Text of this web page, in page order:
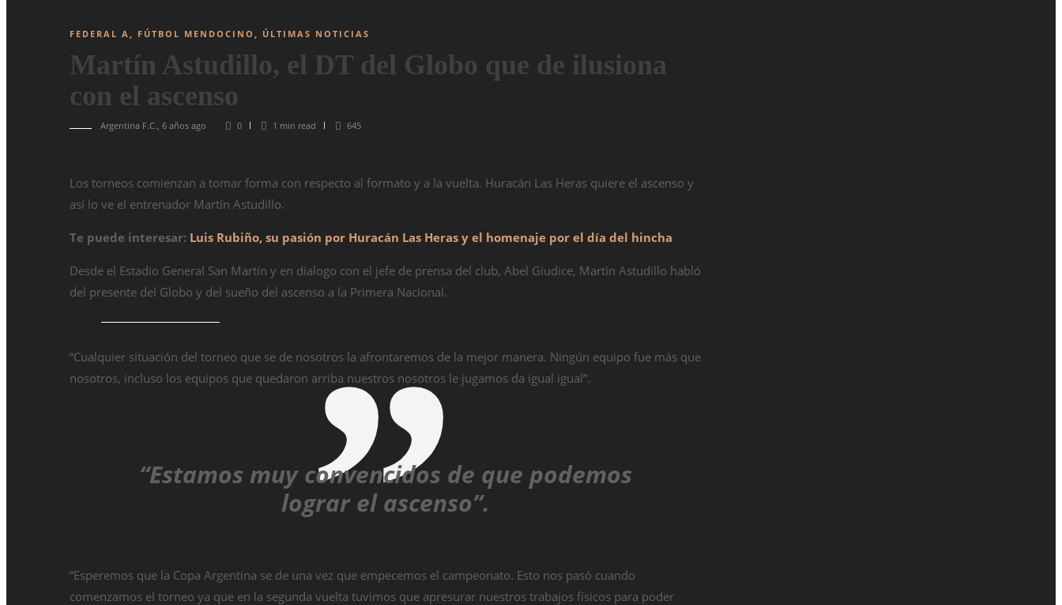
FEDERAL A, FÚTBOL MENDOCINO , ÚLTIMAS NOTICIAS
Martín Astudillo, el DT del Globo que de ilusiona
con el ascenso
Argentina F.C., 6 años ago 0 1 min read 645
Los torneos comienzan a tomar forma con respecto al formato y a la vuelta. Huracán Las Heras quiere el ascenso y
así lo ve el entrenador Martín Astudillo.
Te puede interesar: Luis Rubiño, su pasión por Huracán Las Heras y el homenaje por el día del hincha
Desde el Estadio General San Martín y en dialogo con el jefe de prensa del club, Abel Giudice, Martín Astudillo habló
del presente del Globo y del sueño del ascenso a la Primera Nacional.
“Cualquier situación del torneo que se de nosotros la afrontaremos de la mejor manera. Ningún equipo fue más que
nosotros, incluso los equipos que quedaron arriba nuestros nosotros le jugamos da igual igual”.
“Estamos muy convencidos de que podemos
lograr el ascenso”.
“Esperemos que la Copa Argentina se de una vez que empecemos el campeonato. Esto nos pasó cuando
comenzamos el torneo ya que en la segunda vuelta tuvimos que apresurar nuestros trabajos físicos para poder